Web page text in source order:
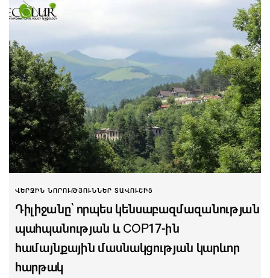
ՎԵՐՋԻՆ ՆՈՐՈՒԹՅՈՒՆՆԵՐ ՏԱՎՈՒՇԻՑ
Դիլիջանը՝ որպես կենսաբազմազանության
պահպանության և COP17-ին
համայնքային մասնակցության կարևոր
հարթակ